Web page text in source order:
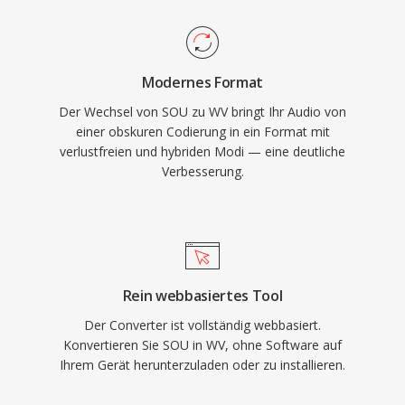
unmittelbar ist, da die Roh-PCM-Samples ohne
Transkodierung in einen WAV- oder AIFF-
Header verpackt werden können.
wird unter BSD-Lizenz vertrieben und ist in
foobar2000, VLC, FFmpeg und zahlreiche
weitere Tools integriert. WavPack unterstützt
zudem umfangreiche Metadaten über APEv2-
Tags, eingebettete Cü-Sheets und ReplayGain-
Werte und deckt damit die organisatorischen
Modernes Format
Der Wechsel von SOU zu WV bringt Ihr Audio von
einer obskuren Codierung in ein Format mit
verlustfreien und hybriden Modi — eine deutliche
Verbesserung.
Rein webbasiertes Tool
Der Converter ist vollständig webbasiert.
Konvertieren Sie SOU in WV, ohne Software auf
Ihrem Gerät herunterzuladen oder zu installieren.